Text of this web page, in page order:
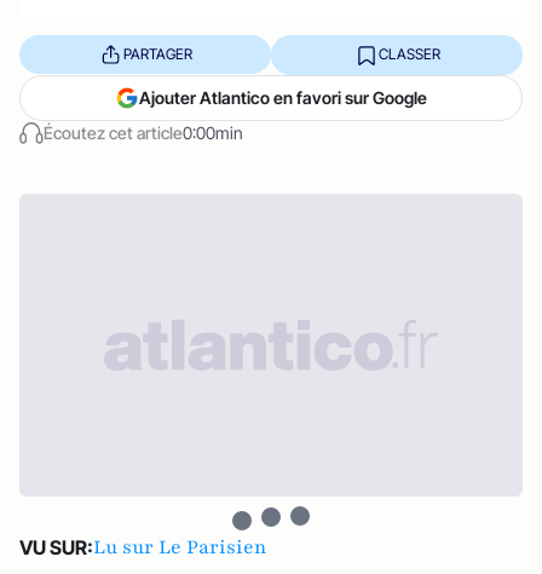
Écoutez cet article0:00min
PARTAGER CLASSER
Ajouter Atlantico en favori sur Google
VU SUR:Lu sur Le Parisien